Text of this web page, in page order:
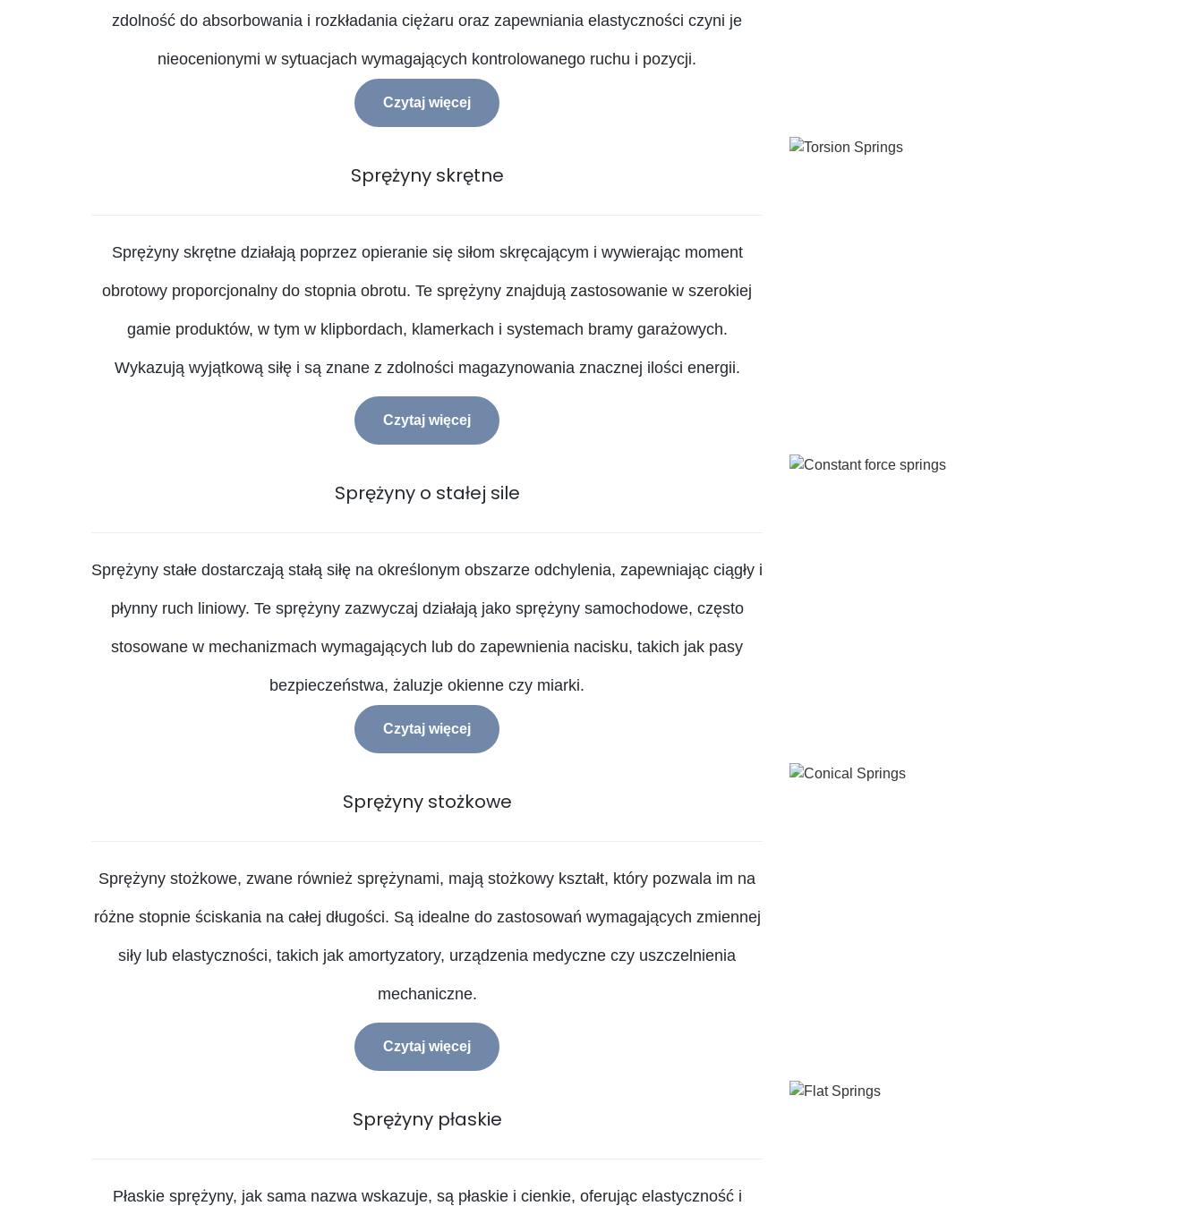
zdolność do absorbowania i rozkładania ciężaru oraz zapewniania elastyczności czyni je
nieocenionymi w sytuacjach wymagających kontrolowanego ruchu i pozycji.
Czytaj więcej
Sprężyny skrętne
Sprężyny skrętne działają poprzez opieranie się siłom skręcającym i wywierając moment
obrotowy proporcjonalny do stopnia obrotu. Te sprężyny znajdują zastosowanie w szerokiej
gamie produktów, w tym w klipbordach, klamerkach i systemach bramy garażowych.
Wykazują wyjątkową siłę i są znane z zdolności magazynowania znacznej ilości energii.
Czytaj więcej
Sprężyny o stałej sile
Sprężyny stałe dostarczają stałą siłę na określonym obszarze odchylenia, zapewniając ciągły i
płynny ruch liniowy. Te sprężyny zazwyczaj działają jako sprężyny samochodowe, często
stosowane w mechanizmach wymagających lub do zapewnienia nacisku, takich jak pasy
bezpieczeństwa, żaluzje okienne czy miarki.
Czytaj więcej
Sprężyny stożkowe
Sprężyny stożkowe, zwane również sprężynami, mają stożkowy kształt, który pozwala im na
różne stopnie ściskania na całej długości. Są idealne do zastosowań wymagających zmiennej
siły lub elastyczności, takich jak amortyzatory, urządzenia medyczne czy uszczelnienia
mechaniczne.
Czytaj więcej
Sprężyny płaskie
Płaskie sprężyny, jak sama nazwa wskazuje, są płaskie i cienkie, oferując elastyczność i